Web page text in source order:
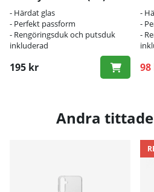
- Härdat glas
- Perfekt passform
- Rengöringsduk och putsduk
inkluderad
195 kr
-
-
-
Andra